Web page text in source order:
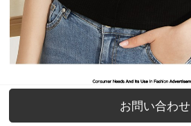
お問い合わせ